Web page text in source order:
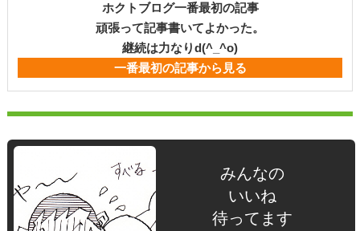
ホクトブログ一番最初の記事
頑張って記事書いてよかった。
継続は力なりd(^_^o)
一番最初の記事から見る
みんなの
いいね
待ってます